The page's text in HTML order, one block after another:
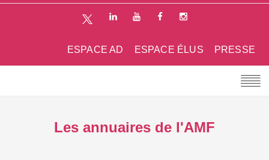
PRESSE
ESPACE ÉLUS
ESPACE AD
Les annuaires de l'AMF